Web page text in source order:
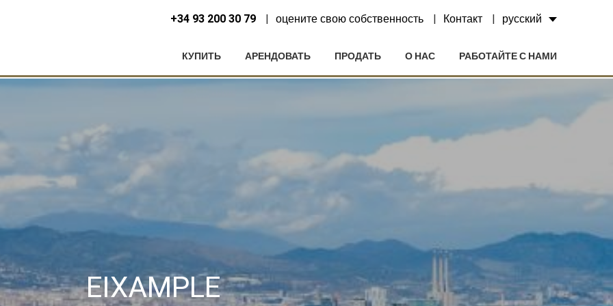
+34 93 200 30 79 оцените свою собственность Контакт русский
КУПИТЬ АРЕНДОВАТЬ ПРОДАТЬ О НАС РАБОТАЙТЕ С НАМИ
EIXAMPLE
куки